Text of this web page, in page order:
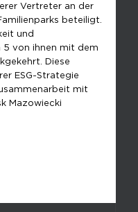
Vertreter an der
beteiligt.
und
5 von ihnen mit dem
Diese
ESG-Strategie
mit
Mazowiecki